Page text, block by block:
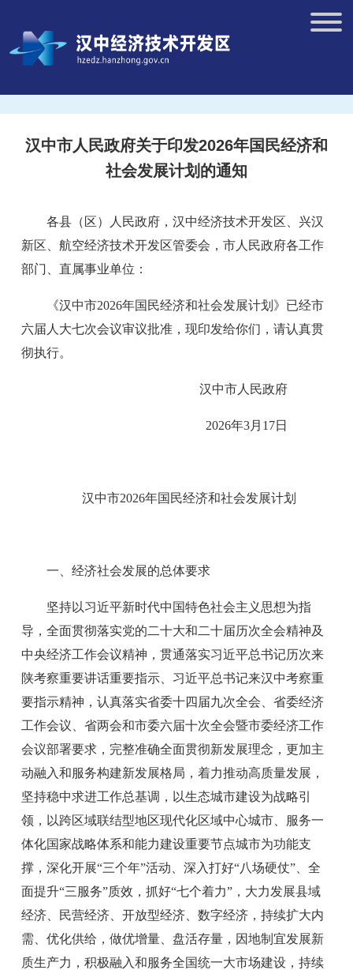
汉中市人民政府关于印发2026年国民经济和
社会发展计划的通知
各县 （ 区）
人民政府，汉中经济技术开发区、兴汉
新区、航空经济技术开发区管委会，市 人民政府各工作
部门、直属事业单位 ：
《汉中市2026年国民经济和社会发展计划》已经市
六届人大七次会议审议批准，现印发给你们 ，请认真贯
彻执行。
汉中市人民政府
2026年3月 17日
汉中市2026年国民经济和社会发展计划
一、经济社会发展的总体要求
坚持以习近平新时代中国特色社会主义思想为指
导，全面贯彻落实党的二十大和二十届历次全会精神及
中央经济工作会议精神，贯通落实习近平总书记历次来
陕考察重要讲话重要指示、习近平总书记来汉中考察重
要指示精神，认真落实省委十四届九次全会、省委经济
工作会议、省两会和市委六届十次全会暨市委经济工作
会议部署要求，完整准确全面贯彻新发展理念，更加主
动融入和服务构建新发展格局，着力推动高质量发展，
坚持稳中求进工作总基调，以生态城市建设为战略引
领，以跨区域联结型地区现代化区域中心城市、服务一
体化国家战略体系和能力建设重要节点城市为功能支
撑，深化开展“三个年”活动 深入打好“八场硬仗”
全
面提升“三服务”质效， 抓好“七个着力” ，大力发展县域
经济、民营经济、开放型经济、数字经济，持续扩大内
需、优化供给，做优增量、盘活存量，因地制宜发展新
质生产力，积极融入和服务全国统一大市场建设，持续